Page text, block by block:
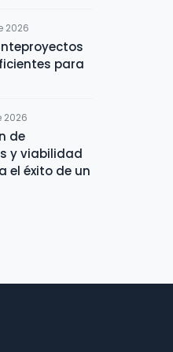
2026
para
2026
de
y viabilidad
el éxito de un